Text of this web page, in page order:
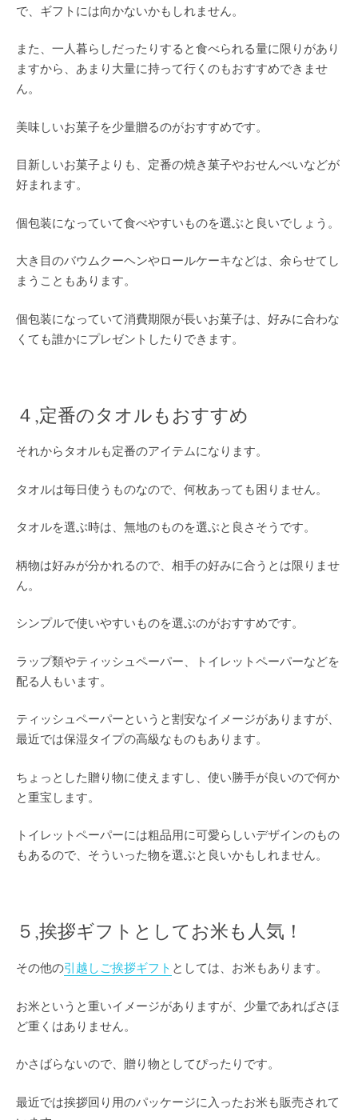
で、ギフトには向かないかもしれません。
また、一人暮らしだったりすると食べられる量に限りがあり
ますから、あまり大量に持って行くのもおすすめできませ
ん。
美味しいお菓子を少量贈るのがおすすめです。
目新しいお菓子よりも、定番の焼き菓子やおせんべいなどが
好まれます。
個包装になっていて食べやすいものを選ぶと良いでしょう。
大き目のバウムクーヘンやロールケーキなどは、余らせてし
まうこともあります。
個包装になっていて消費期限が長いお菓子は、好みに合わな
くても誰かにプレゼントしたりできます。
４,定番のタオルもおすすめ
それからタオルも定番のアイテムになります。
タオルは毎日使うものなので、何枚あっても困りません。
タオルを選ぶ時は、無地のものを選ぶと良さそうです。
柄物は好みが分かれるので、相手の好みに合うとは限りませ
ん。
シンプルで使いやすいものを選ぶのがおすすめです。
ラップ類やティッシュペーパー、トイレットペーパーなどを
配る人もいます。
ティッシュペーパーというと割安なイメージがありますが、
最近では保湿タイプの高級なものもあります。
ちょっとした贈り物に使えますし、使い勝手が良いので何か
と重宝します。
トイレットペーパーには粗品用に可愛らしいデザインのもの
もあるので、そういった物を選ぶと良いかもしれません。
５,挨拶ギフトとしてお米も人気！
その他の引越しご挨拶ギフト としては、お米もあります。
お米というと重いイメージがありますが、少量であればさほ
ど重くはありません。
かさばらないので、贈り物としてぴったりです。
最近では挨拶回り用のパッケージに入ったお米も販売されて